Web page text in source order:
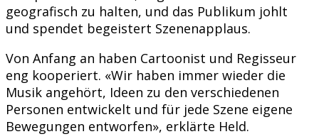
geografisch zu halten, und das Publikum johlt
und spendet begeistert Szenenapplaus.
Von Anfang an haben Cartoonist und Regisseur
eng kooperiert. «Wir haben immer wieder die
Musik angehört, Ideen zu den verschiedenen
Personen entwickelt und für jede Szene eigene
Bewegungen entworfen», erklärte Held.